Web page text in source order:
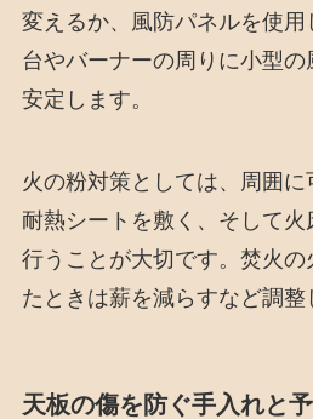
変えるか、風防パネルを使用
台やバーナーの周りに小型
安定します。
火の粉対策としては、周囲に
耐熱シートを敷く、そして
行うことが大切です。焚火
たときは薪を減らすなど調整
天板の傷を防ぐ手入れと